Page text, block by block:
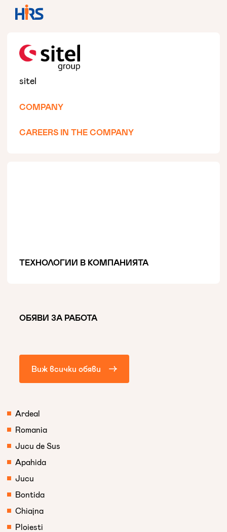
ТЕХНОЛОГИИ В КОМПАНИЯТА
ОБЯВИ ЗА РАБОТА
Виж всички обяви
Ardeal
Romania
Jucu de Sus
Apahida
Jucu
Bontida
Chiajna
Ploiesti
sitel
COMPANY
CAREERS IN THE COMPANY